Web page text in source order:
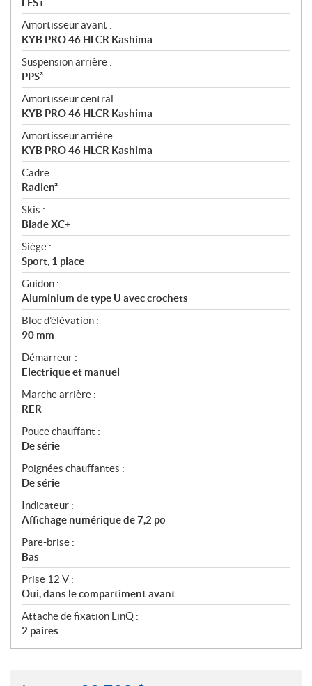
LFS+
Amortisseur avant :
KYB PRO 46 HLCR Kashima
Suspension arrière :
PPS³
Amortisseur central :
KYB PRO 46 HLCR Kashima
Amortisseur arrière :
KYB PRO 46 HLCR Kashima
Cadre :
Radien²
Skis :
Blade XC+
Siège :
Sport, 1 place
Guidon :
Aluminium de type U avec crochets
Bloc d’élévation :
90 mm
Démarreur :
Électrique et manuel
Marche arrière :
RER
Pouce chauffant :
De série
Poignées chauffantes :
De série
Indicateur :
Affichage numérique de 7,2 po
Pare-brise :
Bas
Prise 12 V :
Oui, dans le compartiment avant
Attache de fixation LinQ :
2 paires